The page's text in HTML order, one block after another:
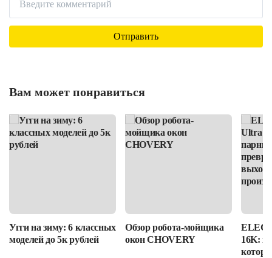
Вам может понравиться
Угги на зиму: 6 классных
моделей до 5к рублей
Обзор робота-мойщика
окон CHOVERY
16K: